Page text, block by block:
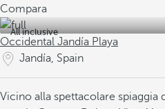
Compara
All inclusive
Occidental Jandía Playa
Jandía, Spain
Vicino alla spettacolare spiaggia